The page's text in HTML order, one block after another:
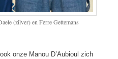
(zilver) en Ferre Gettemans
onze Manou D’Aubioul zich